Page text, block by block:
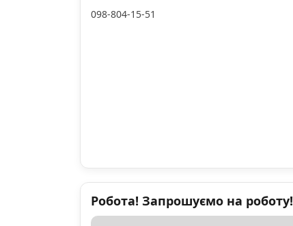
098-804-15-51
Робота! Запрошуємо на роботу!